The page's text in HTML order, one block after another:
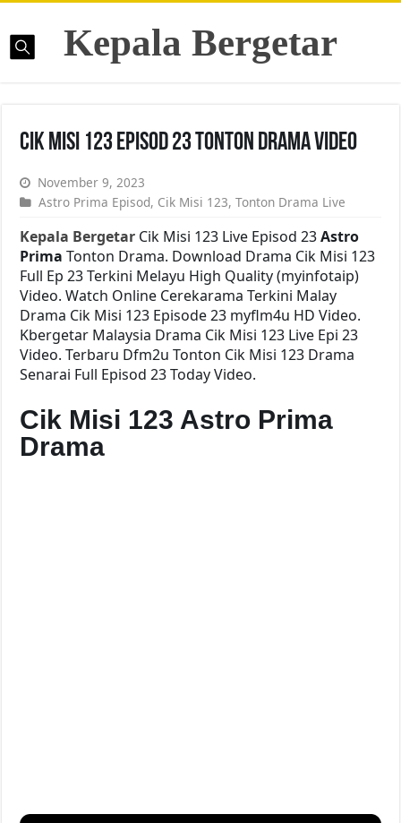
Kepala Bergetar
Cik Misi 123 Episod 23 Tonton Drama Video
November 9, 2023
Astro Prima Episod, Cik Misi 123,Tonton Drama Live
Kepala Bergetar Cik Misi 123 Live Episod 23Astro
PrimaTonton Drama. Download Drama Cik Misi 123
Full Ep 23 Terkini Melayu High Quality (myinfotaip)
Video. Watch Online Cerekarama Terkini Malay
Drama Cik Misi 123 Episode 23 myflm4u HD Video.
Kbergetar Malaysia Drama Cik Misi 123 Live Epi 23
Video. Terbaru Dfm2u Tonton Cik Misi 123 Drama
Senarai Full Episod 23 Today Video.
Cik Misi 123 Astro Prima
Drama